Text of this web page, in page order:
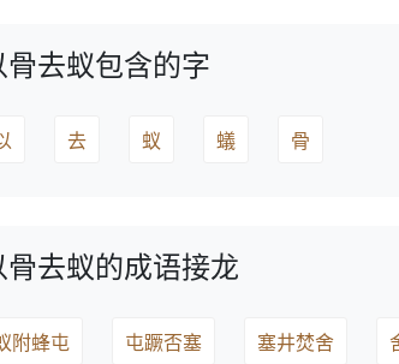
骨去蚁包含的字
去 蚁 蟻 骨
骨去蚁的成语接龙
附蜂屯 屯蹶否塞 塞井焚舍